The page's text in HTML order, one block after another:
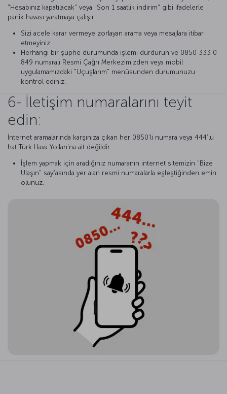
"Hesabınız kapatılacak" veya "Son 1 saatlik indirim" gibi ifadelerle
panik havası yaratmaya çalışır.
Sizi acele karar vermeye zorlayan arama veya mesajlara itibar
etmeyiniz.
Herhangi bir şüphe durumunda işlemi durdurun ve 0850 333 0
849 numaralı Resmi Çağrı Merkezimizden veya mobil
uygulamamızdaki "Uçuşlarım" menüsünden durumunuzu
kontrol ediniz.
6- İletişim numaralarını teyit
edin:
İnternet aramalarında karşınıza çıkan her 0850’li numara veya 444’lü
hat Türk Hava Yolları’na ait değildir.
İşlem yapmak için aradığınız numaranın internet sitemizin "Bize
Ulaşın" sayfasında yer alan resmi numaralarla eşleştiğinden emin
olunuz.